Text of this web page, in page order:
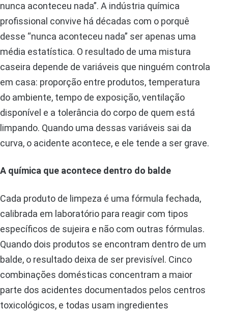
nunca aconteceu nada”. A indústria química
profissional convive há décadas com o porquê
desse “nunca aconteceu nada” ser apenas uma
média estatística. O resultado de uma mistura
caseira depende de variáveis que ninguém controla
em casa: proporção entre produtos, temperatura
do ambiente, tempo de exposição, ventilação
disponível e a tolerância do corpo de quem está
limpando. Quando uma dessas variáveis sai da
curva, o acidente acontece, e ele tende a ser grave.
A química que acontece dentro do balde
Cada produto de limpeza é uma fórmula fechada,
calibrada em laboratório para reagir com tipos
específicos de sujeira e não com outras fórmulas.
Quando dois produtos se encontram dentro de um
balde, o resultado deixa de ser previsível. Cinco
combinações domésticas concentram a maior
parte dos acidentes documentados pelos centros
toxicológicos, e todas usam ingredientes